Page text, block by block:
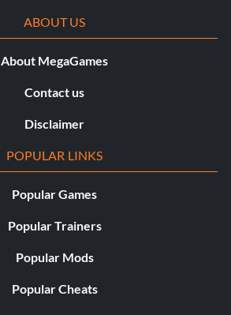
ABOUT US
About MegaGames
Contact us
Disclaimer
POPULAR LINKS
Popular Games
Popular Trainers
Popular Mods
Popular Cheats